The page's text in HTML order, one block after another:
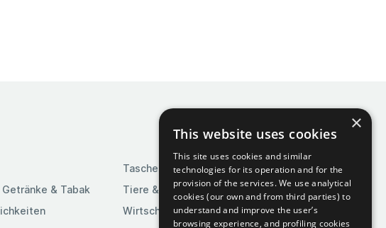
& Tabak
Taschen & Gepäck
Tiere & Tierbedarf
Wirtschaft & Industrie
×
This website uses cookies
This site uses cookies and similar
technologies for its operation and for the
provision of the services. We use analytical
cookies (our own and from third parties) to
understand and improve the user’s
browsing experience, and profiling cookies